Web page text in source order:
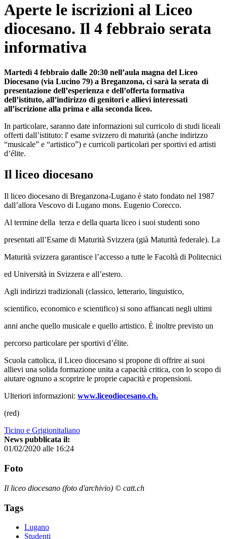
Aperte le iscrizioni al Liceo
diocesano. Il 4 febbraio serata
informativa
Martedì 4 febbraio dalle 20:30 nell’aula magna del Liceo
Diocesano (via Lucino 79) a Breganzona, ci sarà la serata di
presentazione dell’esperienza e dell’offerta formativa
dell’istituto, all’indirizzo di genitori e allievi interessati
all’iscrizione alla prima e alla seconda liceo.
In particolare, saranno date informazioni sul curricolo di studi liceali
offerti dall’istituto: l' esame svizzero di maturità (anche indirizzo
“musicale” e “artistico”) e curricoli particolari per sportivi ed artisti
d’élite.
Il liceo diocesano
Il liceo diocesano di Breganzona-Lugano è stato fondato nel 1987
dall’allora Vescovo di Lugano mons. Eugenio Corecco.
Al termine della terza e della quarta liceo i suoi studenti sono
presentati all’Esame di Maturità Svizzera (già Maturità federale). La
Maturità svizzera garantisce l’accesso a tutte le Facoltà di Politecnici
ed Università in Svizzera e all’estero.
Agli indirizzi tradizionali (classico, letterario, linguistico,
scientifico, economico e scientifico) si sono affiancati negli ultimi
anni anche quello musicale e quello artistico. È inoltre previsto un
percorso particolare per sportivi d’élite.
Scuola cattolica, il Liceo diocesano si propone di offrire ai suoi
allievi una solida formazione unita a capacità critica, con lo scopo di
aiutare ognuno a scoprire le proprie capacità e propensioni.
Ulteriori informazioni: www.liceodiocesano.ch.
(red)
Ticino e Grigionitaliano
News pubblicata il:
01/02/2020 alle 16:24
Foto
Il liceo diocesano (foto d'archivio) © catt.ch
Tags
Lugano
Studenti